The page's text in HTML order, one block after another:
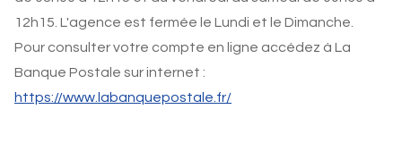
12h15. L'agence est fermée le Lundi et le Dimanche.
Pour consulter votre compte en ligne accédez à La
Banque Postale sur internet :
https://www.labanquepostale.fr/